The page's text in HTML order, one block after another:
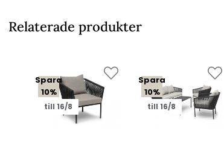
Relaterade produkter
Spara
10%
till 16/8
Spara
10%
till 16/8